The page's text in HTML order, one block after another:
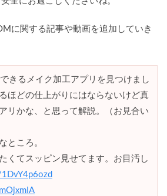
に関する記事や動画を追加していき
きるメイク加工アプリを見つけまし
ほどの仕上がりにはならないけど真
リかな、と思って解説。（お見合い
ところ。
くてスッピン見せてます。お目汚し